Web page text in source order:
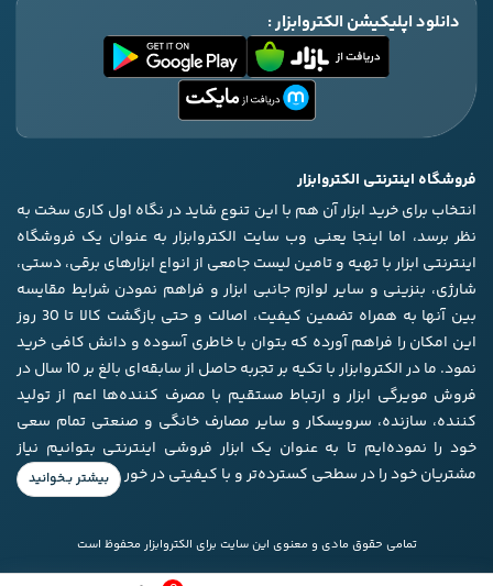
دانلود اپلیکیشن الکتروابزار :
فروشگاه اینترنتی الکتروابزار
انتخاب برای خرید ابزار آن هم با این تنوع شاید در نگاه اول کاری سخت به
نظر برسد، اما اینجا یعنی وب سایت الکتروابزار به عنوان یک فروشگاه
اینترنتی ابزار با تهیه و تامین لیست جامعی از انواع ابزار‌های برقی، دستی،
شارژی، بنزینی و سایر لوازم جانبی ابزار و فراهم نمودن شرایط مقایسه
بین آنها به همراه تضمین کیفیت، اصالت و حتی بازگشت کالا تا 30 روز
این امکان را فراهم آورده که بتوان با خاطری آسوده و دانش کافی خرید
نمود. ما در الکتروابزار با تکیه بر تجربه حاصل از سابقه‌ای بالغ بر 10 سال در
فروش مویرگی ابزار و ارتباط مستقیم با مصرف کننده‌ها اعم از تولید
کننده، سازنده، سرویسکار و سایر مصارف خانگی و صنعتی تمام سعی
خود را نموده‌ایم تا به عنوان یک ابزار فروشی اینترنتی بتوانیم نیاز
مشتریان خود را در سطحی کسترده‌تر و با کیفیتی در خور برآورده کنیم.
تمامی حقوق مادی و معنوی این سایت برای الکتروابزار محفوظ است